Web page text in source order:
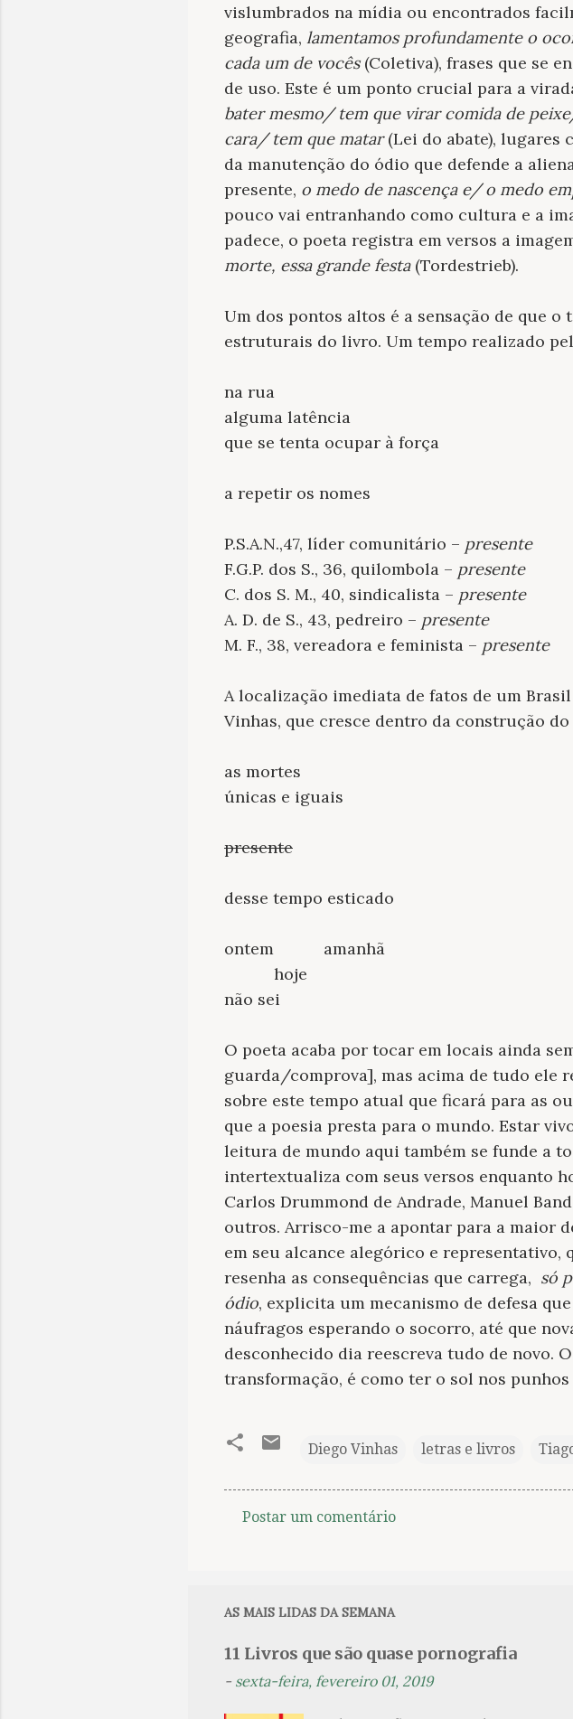
vislumbrados na mídia ou encontrados
geografia, lamentamos profundamente o
cada um de vocês(Coletiva), frases que se
de uso. Este é um ponto crucial para a
bater mesmo/ tem que virar comida de
cara/ tem que matar(Lei do abate), lugares
da manutenção do ódio que defende a
presente, o medo de nascença e/ o medo
pouco vai entranhando como cultura e a
padece, o poeta registra em versos a
morte, essa grande festa(Tordestrieb).
Um dos pontos altos é a sensação de que
estruturais do livro. Um tempo realizado
na rua
alguma latência
que se tenta ocupar à força
a repetir os nomes
P.S.A.N.,47, líder comunitário – presente
F.G.P. dos S., 36, quilombola – presente
C. dos S. M., 40, sindicalista – presente
A. D. de S., 43, pedreiro – presente
M. F., 38, vereadora e feminista – presente
A localização imediata de fatos de um
Vinhas, que cresce dentro da construção
as mortes
únicas e iguais
presente
desse tempo esticado
ontem
amanhã
hoje
não sei
O poeta acaba por tocar em locais ainda
guarda/comprova], mas acima de tudo ele
sobre este tempo atual que ficará para as
que a poesia presta para o mundo. Estar
leitura de mundo aqui também se funde a
intertextualiza com seus versos enquanto
Carlos Drummond de Andrade, Manuel
outros. Arrisco-me a apontar para a maior
em seu alcance alegórico e representativo,
resenha as consequências que carrega, só
ódio, explicita um mecanismo de defesa
náufragos esperando o socorro, até que
desconhecido dia reescreva tudo de novo.
transformação, é como ter o sol nos punhos
Diego Vinhas letras e livros
e
t
á
r
Postar um comentário
AS MAIS LIDAS DA SEMANA
11 Livros que são quase pornografia
- sexta-feira, fevereiro 01, 2019